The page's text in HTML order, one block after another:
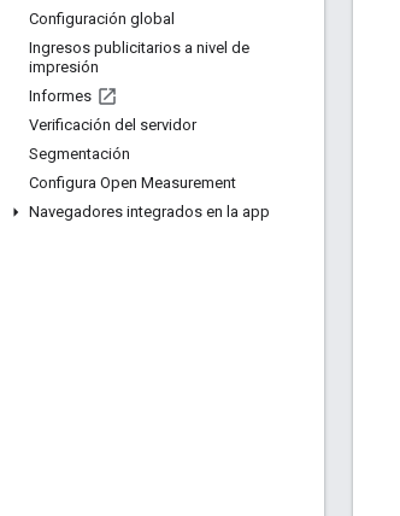
Configuración global
Ingresos publicitarios a nivel de
impresión
Informes
Verificación del servidor
Segmentación
Configura Open Measurement
Navegadores integrados en la app